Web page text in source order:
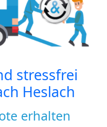
stressfrei
Heslach
erhalten